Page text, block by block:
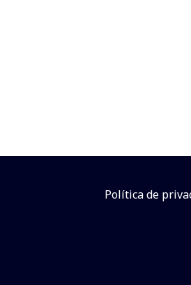
Política de